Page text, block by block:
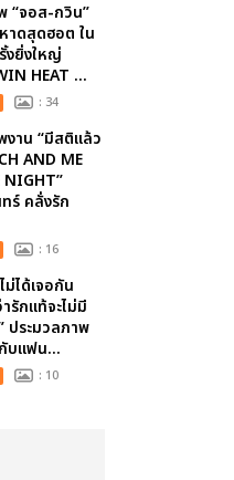
“จอส-กวิน”
าดสุดฮอต ใน
งยิ่งใหญ่
HEAT ...
: 34
งาน “มีสติแล้ว
AND ME
NIGHT”
ร์ คลั่งรัก
: 16
ม่ได้เจอกัน
รักแท้จะไม่มี
ประมวลภาพ
บแฟน...
: 10